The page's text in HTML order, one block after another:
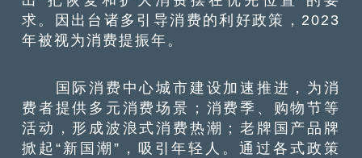
求。因出台诸多引导消费的利好政策，2023
年被视为消费提振年。
国际消费中心城市建设加速推进，为消
费者提供多元消费场景；消费季、购物节等
活动，形成波浪式消费热潮；老牌国产品牌
掀起“新国潮”，吸引年轻人。通过各式政策